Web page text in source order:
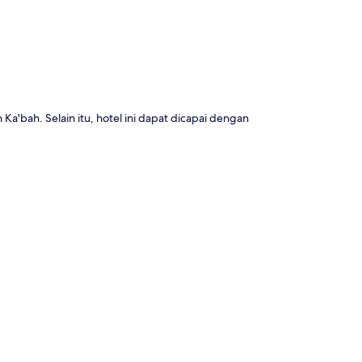
Selain itu, hotel ini dapat dicapai dengan